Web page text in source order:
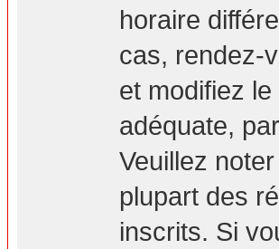
horaire
cas, rendez-
et modifiez
adéquate,
Veuillez
plupart des
inscrits. Si